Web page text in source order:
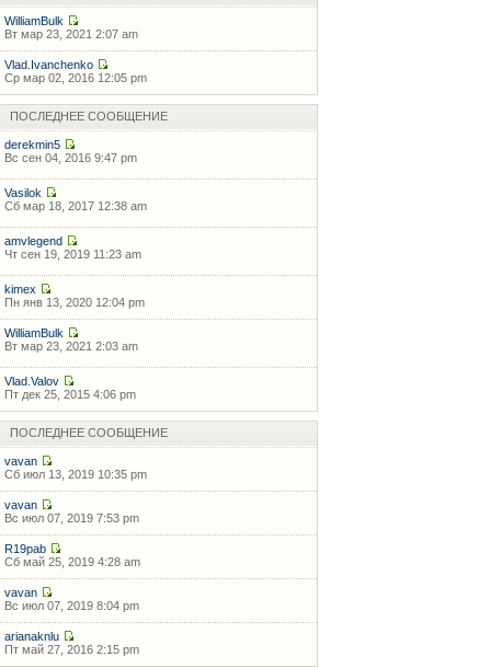
WilliamBulk
Вт мар 23, 2021 2:07 am
Vlad.Ivanchenko
Ср мар 02, 2016 12:05 pm
ПОСЛЕДНЕЕ СООБЩЕНИЕ
derekmin5
Вс сен 04, 2016 9:47 pm
Vasilok
Сб мар 18, 2017 12:38 am
amvlegend
Чт сен 19, 2019 11:23 am
kimex
Пн янв 13, 2020 12:04 pm
WilliamBulk
Вт мар 23, 2021 2:03 am
Vlad.Valov
Пт дек 25, 2015 4:06 pm
ПОСЛЕДНЕЕ СООБЩЕНИЕ
vavan
Сб июл 13, 2019 10:35 pm
vavan
Вс июл 07, 2019 7:53 pm
R19pab
Сб май 25, 2019 4:28 am
vavan
Вс июл 07, 2019 8:04 pm
arianaknlu
Пт май 27, 2016 2:15 pm